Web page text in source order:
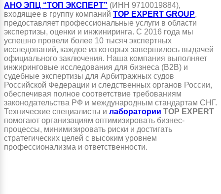
АНО ЭПЦ “ТОП ЭКСПЕРТ” (ИНН 9710019884),
входящее в группу компаний TOP EXPERT GROUP,
предоставляет профессиональные услуги в области
экспертизы, оценки и инжиниринга. С 2016 года мы
успешно провели более 10 тысяч экспертных
исследований, каждое из которых завершилось выдачей
официального заключения. Наша компания выполняет
инжиринговые исследования для бизнеса (B2B) и
судебные экспертизы для Арбитражных судов
Российской Федерации и следственных органов России,
обеспечивая полное соответствие требованиям
законодательства РФ и международным стандартам СНГ.
Технические специалисты и лаборатории TOP EXPERT
помогают организациям оптимизировать бизнес-
процессы, минимизировать риски и достигать
стратегических целей с высоким уровнем
профессионализма и ответственности.